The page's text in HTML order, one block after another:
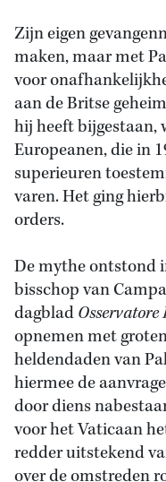
Zijn eigen
maken, maar met
voor
aan de Britse
hij heeft bijgestaan,
Europeanen, die in
superieuren
varen. Het ging
orders.
De mythe ontstond
bisschop van
dagbladOsservatore
opnemen met
heldendaden van
hiermee de
door diens
voor het Vaticaan
redder uitstekend
over de omstreden